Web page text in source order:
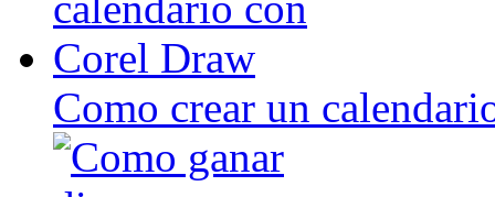
Como crear un